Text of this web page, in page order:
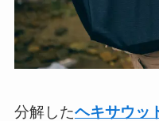
分解したヘキサウッ